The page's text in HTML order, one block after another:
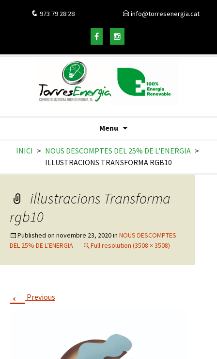
973 79 28 28 info@torresenergia.cat
Menu
INICI > NOUS DESCOMPTES DEL 25% DE L'ENERGIA >
ILLUSTRACIONS TRANSFORMA RGB10
illustracions Transforma
rgb10
Published on novembre 23, 2020in NOUS DESCOMPTES
DEL 25% DE L’ENERGIA
Full resolution (3508 × 3508)
← Previous